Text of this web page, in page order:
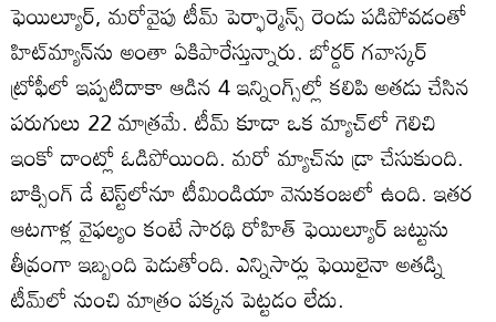
ఫెయిల్యూర్, మరోవైపు టీమ్ పెర్ఫార్మెన్స్ రెండు పడిపోవడంతో
హిట్‌మ్యాన్‌ను అంతా ఏకిపారేస్తున్నారు. బోర్డర్ గవాస్కర్
ట్రోఫీలో ఇప్పటిదాకా ఆడిన 4 ఇన్నింగ్స్‌ల్లో కలిపి అతడు చేసిన
పరుగులు 22 మాత్రమే. టీమ్ కూడా ఒక మ్యాచ్‌లో గెలిచి
ఇంకో దాంట్లో ఓడిపోయింది. మరో మ్యాచ్‌ను డ్రా చేసుకుంది.
బాక్సింగ్ డే టెస్ట్‌లోనూ టీమిండియా వెనుకంజలో ఉంది. ఇతర
ఆటగాళ్ల వైఫల్యం కంటే సారథి రోహిత్ ఫెయిల్యూర్‌ జట్టును
తీవ్రంగా ఇబ్బంది పెడుతోంది. ఎన్నిసార్లు ఫెయిలైనా అతడ్ని
టీమ్‌లో నుంచి మాత్రం పక్కన పెట్టడం లేదు.